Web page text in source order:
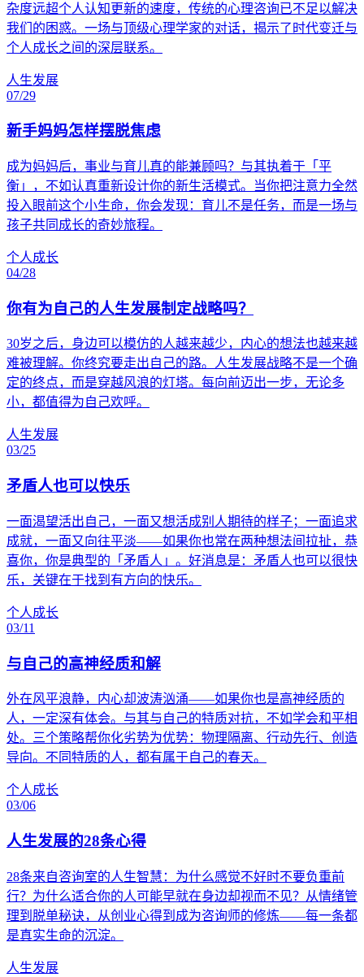
杂度远超个人认知更新的速度，传统的心理咨询已不足以解决
我们的困惑。一场与顶级心理学家的对话，揭示了时代变迁与
个人成长之间的深层联系。
人生发展
07/29
新手妈妈怎样摆脱焦虑
成为妈妈后，事业与育儿真的能兼顾吗？与其执着于「平
衡」，不如认真重新设计你的新生活模式。当你把注意力全然
投入眼前这个小生命，你会发现：育儿不是任务，而是一场与
孩子共同成长的奇妙旅程。
个人成长
04/28
你有为自己的人生发展制定战略吗？
30岁之后，身边可以模仿的人越来越少，内心的想法也越来越
难被理解。你终究要走出自己的路。人生发展战略不是一个确
定的终点，而是穿越风浪的灯塔。每向前迈出一步，无论多
小，都值得为自己欢呼。
人生发展
03/25
矛盾人也可以快乐
一面渴望活出自己，一面又想活成别人期待的样子；一面追求
成就，一面又向往平淡——如果你也常在两种想法间拉扯，恭
喜你，你是典型的「矛盾人」。好消息是：矛盾人也可以很快
乐，关键在于找到有方向的快乐。
个人成长
03/11
与自己的高神经质和解
外在风平浪静，内心却波涛汹涌——如果你也是高神经质的
人，一定深有体会。与其与自己的特质对抗，不如学会和平相
处。三个策略帮你化劣势为优势：物理隔离、行动先行、创造
导向。不同特质的人，都有属于自己的春天。
个人成长
03/06
人生发展的28条心得
28条来自咨询室的人生智慧：为什么感觉不好时不要负重前
行？为什么适合你的人可能早就在身边却视而不见？从情绪管
理到脱单秘诀，从创业心得到成为咨询师的修炼——每一条都
是真实生命的沉淀。
人生发展